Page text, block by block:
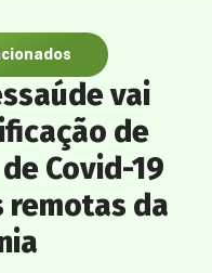
vai
de
Covid-19
remotas da